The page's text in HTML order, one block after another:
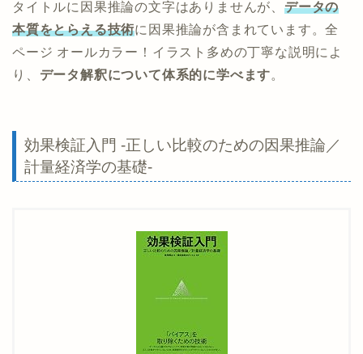
タイトルに因果推論の文字はありませんが、 データの
本質をとらえる技術に因果推論が含まれています。全
ページ オールカラー！イラスト多めの丁寧な説明によ
り、 データ解釈について体系的に学べます。
効果検証入門 -正しい比較のための因果推論／
計量経済学の基礎-